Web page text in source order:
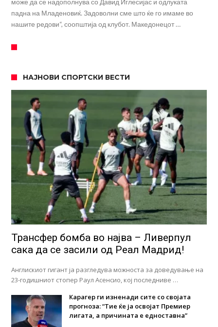
може да се надополнува со Давид Иглесијас и одлуката
падна на Младеновиќ. Задоволни сме што ќе го имаме во
нашите редови“, соопштија од клубот. Македонецот …
НАЈНОВИ СПОРТСКИ ВЕСТИ
Трансфер бомба во најва – Ливерпул
сака да се засили од Реал Мадрид!
Англискиот гигант ја разгледува можноста за доведување на
23-годишниот стопер Раул Асенсио, кој последниве …
Карагер ги изненади сите со својата
прогноза: “Тие ќе ја освојат Премиер
лигата, а причината е едноставна”